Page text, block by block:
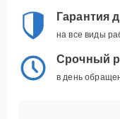
Гарантия
на все виды
Срочный
в день